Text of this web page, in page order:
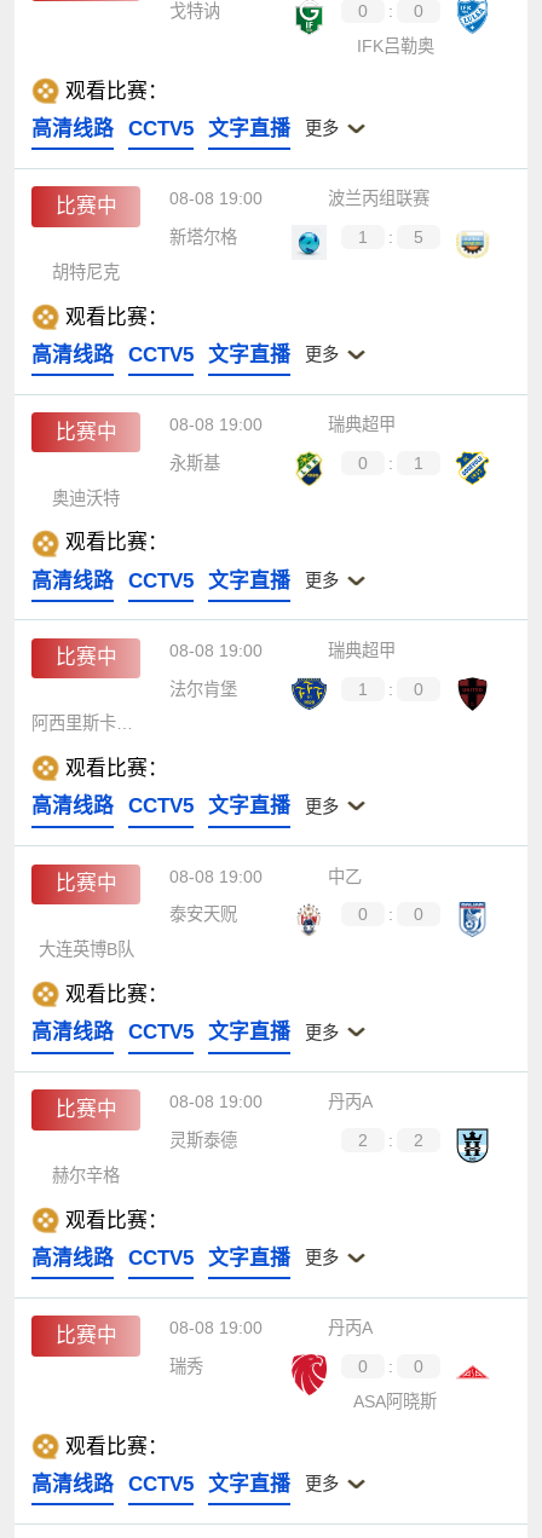
戈特讷
0 :
0
IFK吕勒奥
观看比赛：
高清线路
CCTV5 文字直播 更多
比赛中 08-08 19:00
波兰丙组联赛
新塔尔格
1 :
5
胡特尼克
观看比赛：
高清线路
CCTV5 文字直播 更多
比赛中 08-08 19:00
瑞典超甲
永斯基
0 :
1
奥迪沃特
观看比赛：
高清线路
CCTV5 文字直播 更多
比赛中 08-08 19:00
瑞典超甲
法尔肯堡
1 :
0
阿西里斯卡联队
观看比赛：
高清线路
CCTV5 文字直播 更多
比赛中 08-08 19:00
中乙
泰安天贶
0 :
0
大连英博B队
观看比赛：
高清线路
CCTV5 文字直播 更多
比赛中 08-08 19:00
丹丙A
灵斯泰德
2 :
2
赫尔辛格
观看比赛：
高清线路
CCTV5 文字直播 更多
比赛中 08-08 19:00
丹丙A
瑞秀
0 :
0
ASA阿晓斯
观看比赛：
高清线路
CCTV5 文字直播 更多